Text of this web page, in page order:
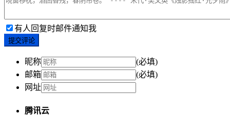
有人回复时邮件通知我
提交评论
昵称
(必填)
邮箱
(必填)
网址
腾讯云